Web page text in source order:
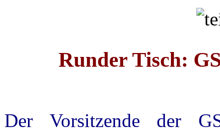
Runder Tisch:
Der Vorsitzende der